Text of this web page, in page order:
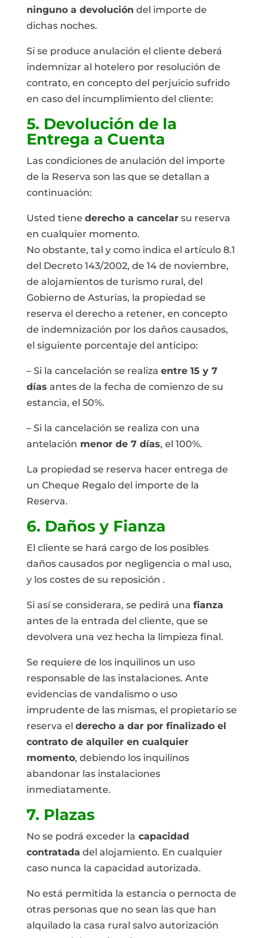
ninguno a devolución del importe de
dichas noches.
Si se produce anulación el cliente deberá
indemnizar al hotelero por resolución de
contrato, en concepto del perjuicio sufrido
en caso del incumplimiento del cliente:
5. Devolución de la
Entrega a Cuenta
Las condiciones de anulación del importe
de la Reserva son las que se detallan a
continuación:
Usted tiene derecho a cancelarsu reserva
en cualquier momento.
No obstante, tal y como indica el artículo 8.1
del Decreto 143/2002, de 14 de noviembre,
de alojamientos de turismo rural, del
Gobierno de Asturias, la propiedad se
reserva el derecho a retener, en concepto
de indemnización por los daños causados,
el siguiente porcentaje del anticipo:
– Si la cancelación se realiza entre 15 y 7
días antes de la fecha de comienzo de su
estancia, el 50%.
– Si la cancelación se realiza con una
antelación menor de 7 días, el 100%.
La propiedad se reserva hacer entrega de
un Cheque Regalo del importe de la
Reserva.
6. Daños y Fianza
El cliente se hará cargo de los posibles
daños causados por negligencia o mal uso,
y los costes de su reposición .
Si así se considerara, se pedirá una fianza
antes de la entrada del cliente, que se
devolvera una vez hecha la limpieza final.
Se requiere de los inquilinos un uso
responsable de las instalaciones. Ante
evidencias de vandalismo o uso
imprudente de las mismas, el propietario se
reserva el derecho a dar por finalizado el
contrato de alquiler en cualquier
momento, debiendo los inquilinos
abandonar las instalaciones
inmediatamente.
7. Plazas
No se podrá exceder la capacidad
contratada del alojamiento. En cualquier
caso nunca la capacidad autorizada.
No está permitida la estancia o pernocta de
otras personas que no sean las que han
alquilado la casa rural salvo autorización